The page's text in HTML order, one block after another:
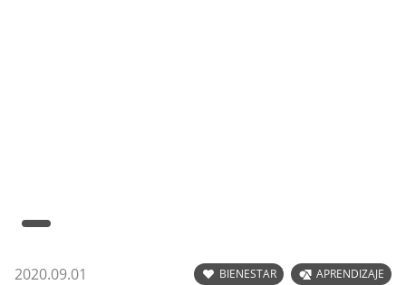
2020.09.01 BIENESTAR APRENDIZAJE